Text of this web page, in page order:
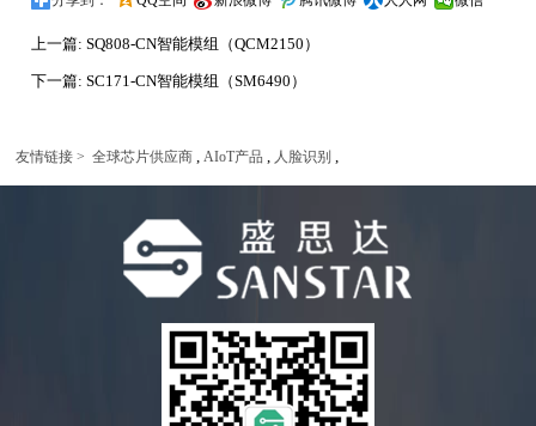
上一篇:SQ808-CN智能模组（QCM2150）
下一篇:SC171-CN智能模组（SM6490）
友情链接 > 全球芯片供应商 , AIoT产品 , 人脸识别 ,